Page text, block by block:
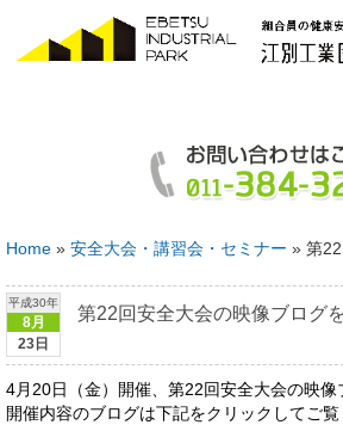
Home » 安全大会・講習会・セミナー » 第
平成30年
8月
23日
第22回安全大会の映像ブログ
4月20日（金）開催、第22回安全大会の映
開催内容のブログは下記をクリックしてご覧